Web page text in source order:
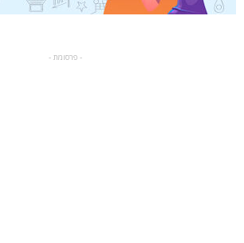
- פרסומת -